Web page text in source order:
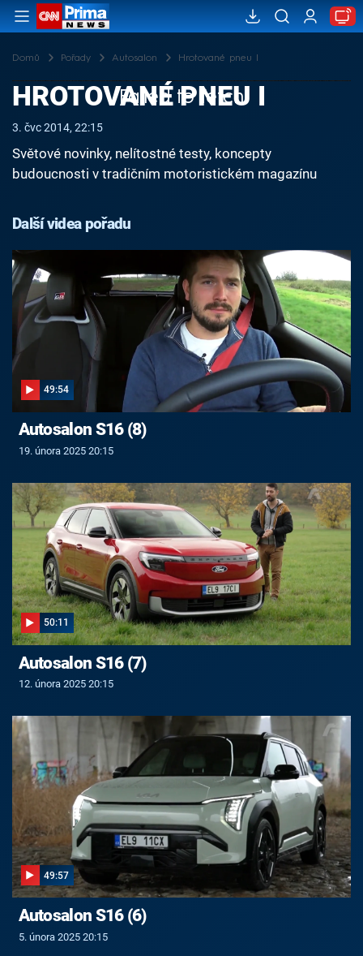
Domů Pořady Autosalon Hrotované pneu I
Failed to fetch
HROTOVANÉ PNEU I
3. čvc 2014, 22:15
Světové novinky, nelítostné testy, koncepty
budoucnosti v tradičním motoristickém magazínu
Další videa pořadu
49:54
Autosalon S16 (8)
19. února 2025 20:15
50:11
Autosalon S16 (7)
12. února 2025 20:15
49:57
Autosalon S16 (6)
5. února 2025 20:15